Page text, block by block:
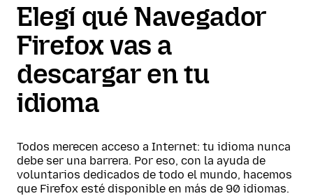
Elegí qué Navegador
Firefox vas a
descargar en tu
idioma
Todos merecen acceso a Internet: tu idioma nunca
debe ser una barrera. Por eso, con la ayuda de
voluntarios dedicados de todo el mundo, hacemos
que Firefox esté disponible en más de 90 idiomas.